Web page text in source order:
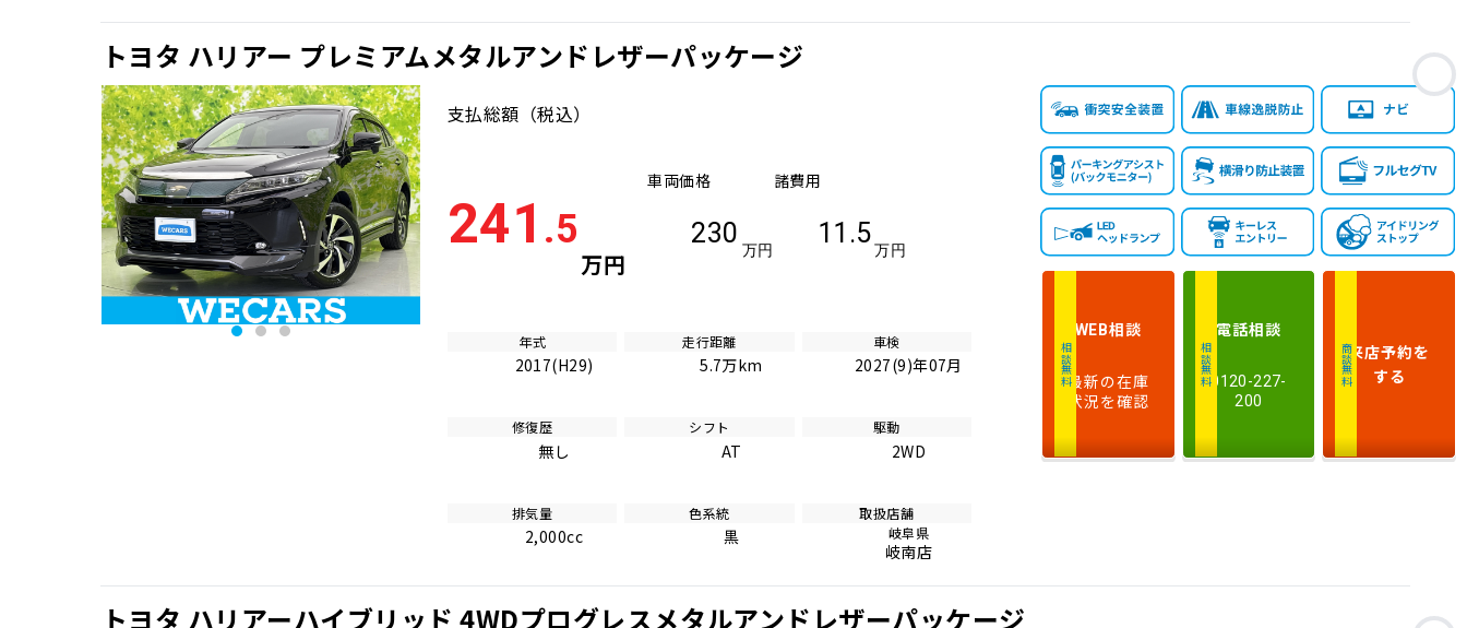
お
トヨタ ハリアー プレミアムメタルアンドレザーパッケージ
支払総額 （税込）
241 .5
万円
車両価格
230
万円
諸費用
11.5
万円
年式
2017(H29)
走行距離
5.7万km
車検
2027(9)年07月
修復歴
無し
シフト
AT
駆動
2WD
排気量
2,000cc
色系統
黒
取扱店舗
岐阜県
岐南店
相談無料
WEB相談
最新の在庫
状況を確認
相談無料
電話相談
0120-227-
200
商談無料来店予約を
する
トヨタ ハリアーハイブリッド 4WDプログレスメタルアンドレザーパッケージ